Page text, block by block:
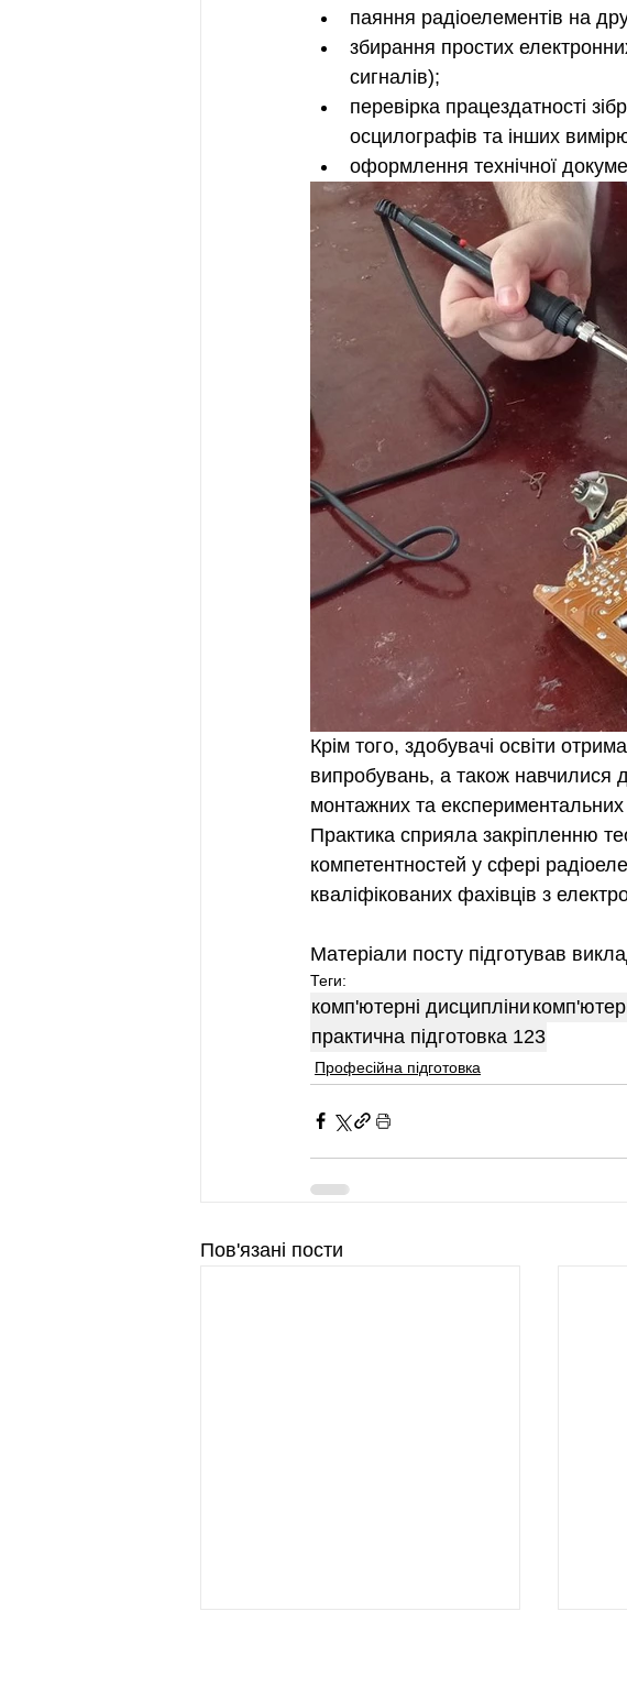
паяння радіоелементів на
збирання простих
сигналів);
перевірка працездатності
осцилографів та інших
оформлення технічної
Крім того, здобувачі освіти
випробувань, а також навчилися
монтажних та експериментальних
Практика сприяла закріпленню
компетентностей у сфері
кваліфікованих фахівців з
Матеріали посту підготував
Теги:
комп'ютерні дисципліни
практична підготовка 123
Професійна підготовка
Пов'язані пости